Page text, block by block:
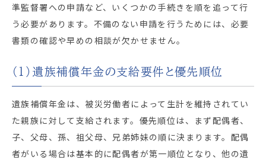
準監督署への申請など、いくつかの手続きを順を追って行
う必要があります。不備のない申請を行うためには、必要
書類の確認や早めの相談が欠かせません。
（1）遺族補償年金の支給要件と優先順位
遺族補償年金は、被災労働者によって生計を維持されてい
た親族に対して支給されます。優先順位は、まず配偶者、
子、父母、孫、祖父母、兄弟姉妹の順に決まります。配偶
者がいる場合は基本的に配偶者が第一順位となり、他の遺